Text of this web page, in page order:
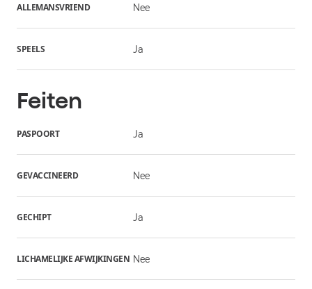
ALLEMANSVRIEND Nee
SPEELS Ja
Feiten
PASPOORT Ja
GEVACCINEERD Nee
GECHIPT Ja
LICHAMELIJKE AFWIJKINGEN Nee